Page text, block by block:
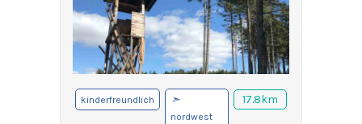
kinderfreundlich ➣
nordwest
17.8km